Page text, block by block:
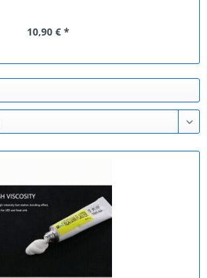
10,90 € *